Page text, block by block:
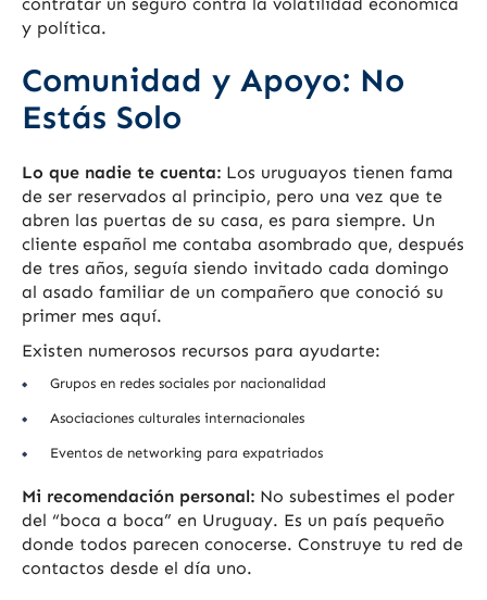
contratar un seguro contra la volatilidad económica
y política.
Comunidad y Apoyo: No
Estás Solo
Lo que nadie te cuenta: Los uruguayos tienen fama
de ser reservados al principio, pero una vez que te
abren las puertas de su casa, es para siempre. Un
cliente español me contaba asombrado que, después
de tres años, seguía siendo invitado cada domingo
al asado familiar de un compañero que conoció su
primer mes aquí.
Existen numerosos recursos para ayudarte:
Grupos en redes sociales por nacionalidad
Asociaciones culturales internacionales
Eventos de networking para expatriados
Mi recomendación personal: No subestimes el poder
del “boca a boca” en Uruguay. Es un país pequeño
donde todos parecen conocerse. Construye tu red de
contactos desde el día uno.